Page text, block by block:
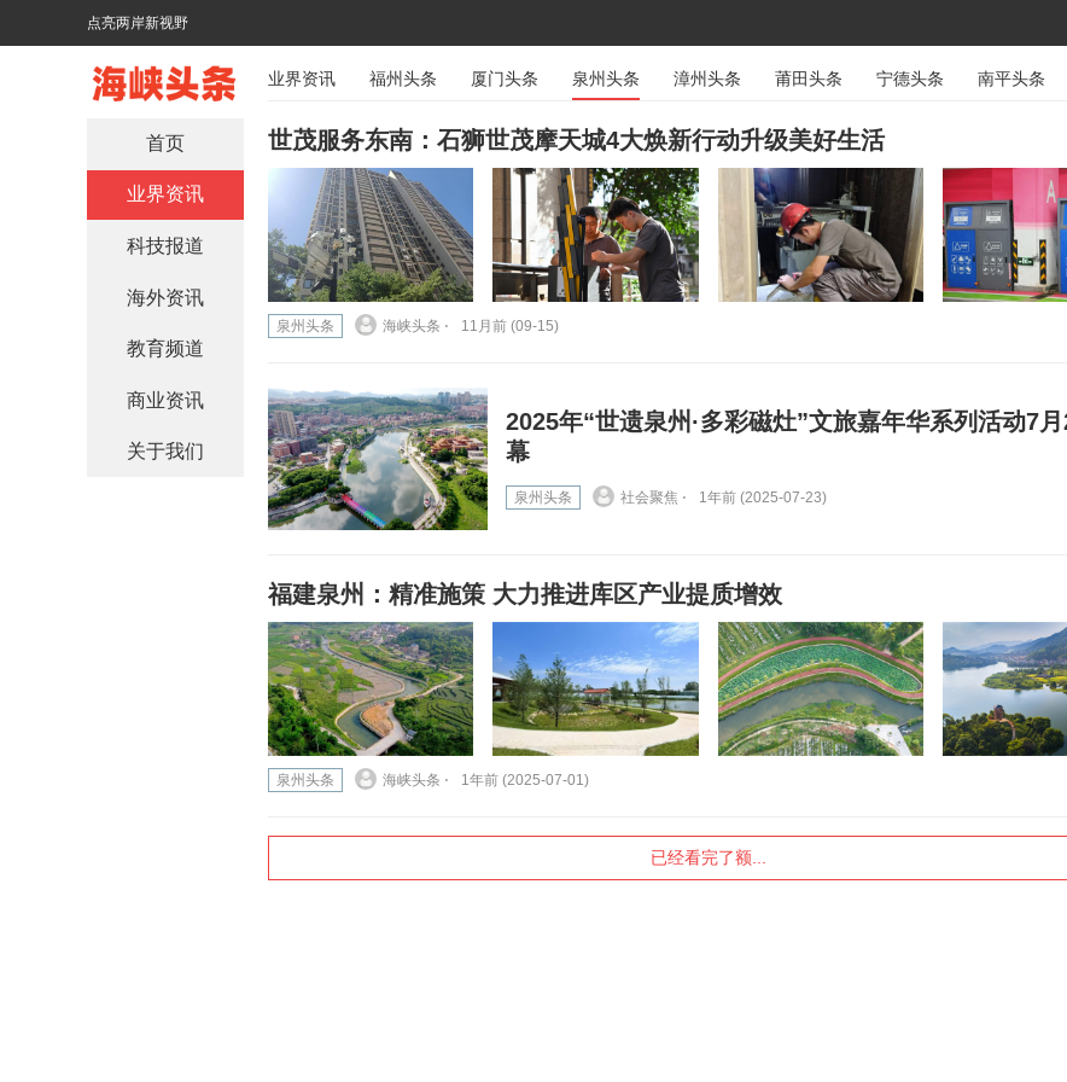
点亮两岸新视野
业界资讯 福州头条 厦门头条 泉州头条 漳州头条 莆田头条 宁德头条 南平头条
世茂服务东南：石狮世茂摩天城4大焕新行动升级美好生活
泉州头条 海峡头条 ⋅ 11月前 (09-15)
2025年“世遗泉州·多彩磁灶”文旅嘉年华系列活动7
幕
泉州头条 社会聚焦 ⋅ 1年前 (2025-07-23)
福建泉州：精准施策 大力推进库区产业提质增效
泉州头条 海峡头条 ⋅ 1年前 (2025-07-01)
已经看完了额...
首页
业界资讯
科技报道
海外资讯
教育频道
商业资讯
关于我们